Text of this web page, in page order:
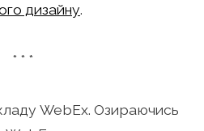
дизайну.
* * *
WebEx. Озираючись